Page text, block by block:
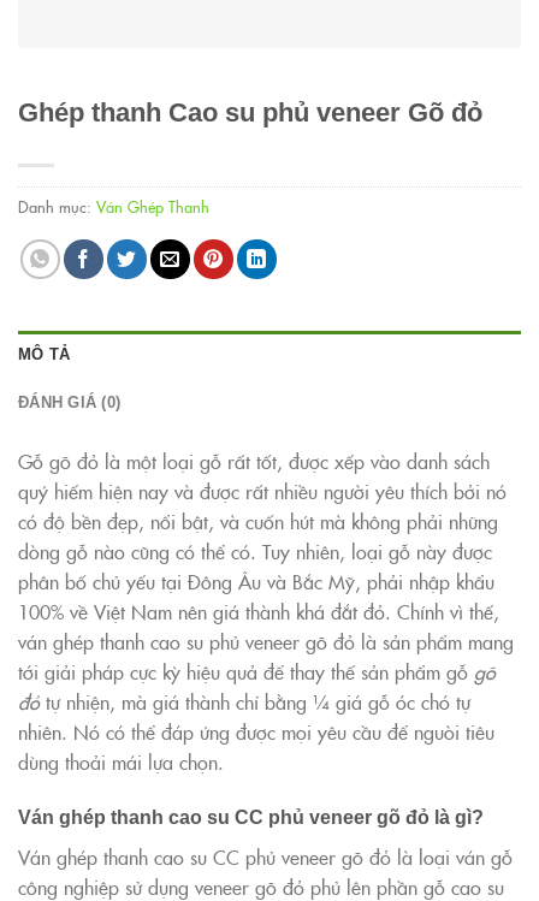
Ghép thanh Cao su phủ veneer Gõ đỏ
Danh mục: Ván Ghép Thanh
MÔ TẢ
ĐÁNH GIÁ (0)
Gỗ gõ đỏ là một loại gỗ rất tốt, được xếp vào danh sách
quý hiếm hiện nay và được rất nhiều người yêu thích bởi nó
có độ bền đẹp, nổi bật, và cuốn hút mà không phải những
dòng gỗ nào cũng có thể có. Tuy nhiên, loại gỗ này được
phân bố chủ yếu tại Đông Âu và Bắc Mỹ, phải nhập khẩu
100% về Việt Nam nên giá thành khá đắt đỏ. Chính vì thế,
ván ghép thanh cao su phủ veneer gõ đỏ là sản phẩm mang
tới giải pháp cực kỳ hiệu quả để thay thế sản phẩm gỗ gõ
đỏtự nhiện, mà giá thành chỉ bằng ¼ giá gỗ óc chó tự
nhiên. Nó có thể đáp ứng được mọi yêu cầu để nguòi tiêu
dùng thoải mái lựa chọn.
Ván ghép thanh cao su CC phủ veneer gõ đỏ là gì?
Ván ghép thanh cao su CC phủ veneer gõ đỏ là loại ván gỗ
công nghiệp sử dụng veneer gõ đỏ phủ lên phần gỗ cao su